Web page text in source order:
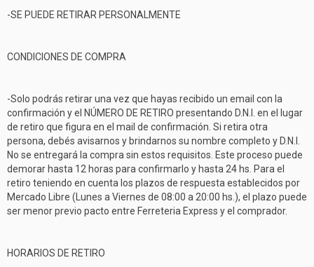
-SE PUEDE RETIRAR PERSONALMENTE
CONDICIONES DE COMPRA
-Solo podrás retirar una vez que hayas recibido un email con la
confirmación y el NÚMERO DE RETIRO presentando D.N.I. en el lugar
de retiro que figura en el mail de confirmación. Si retira otra
persona, debés avisarnos y brindarnos su nombre completo y D.N.I.
No se entregará la compra sin estos requisitos. Este proceso puede
demorar hasta 12 horas para confirmarlo y hasta 24 hs. Para el
retiro teniendo en cuenta los plazos de respuesta establecidos por
Mercado Libre (Lunes a Viernes de 08:00 a 20:00 hs.), el plazo puede
ser menor previo pacto entre Ferreteria Express y el comprador.
HORARIOS DE RETIRO